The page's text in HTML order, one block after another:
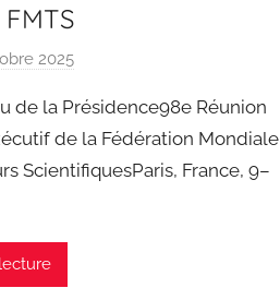
2025
r
J
o
de la Présidence98e Réunion
de la Fédération Mondiale
ScientifiquesParis, France, 9–